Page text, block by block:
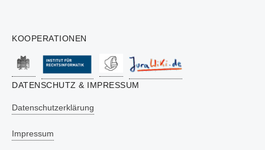
KOOPERATIONEN
DATENSCHUTZ & IMPRESSUM
Datenschutzerklärung
Impressum